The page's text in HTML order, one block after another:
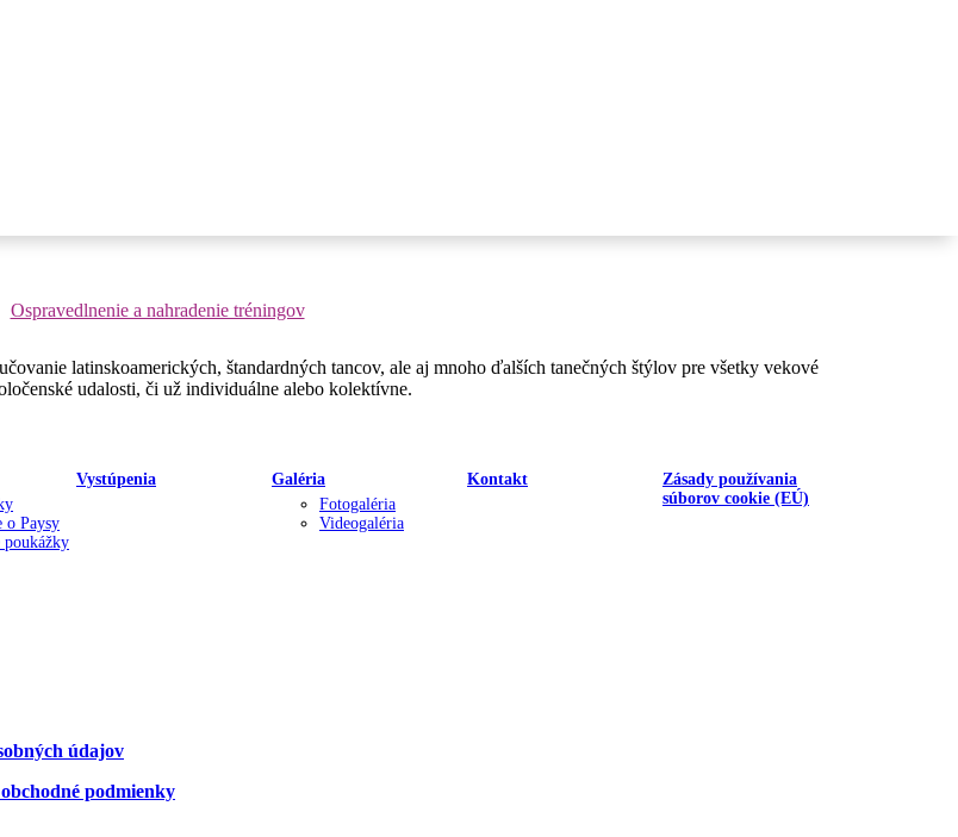
Ospravedlnenie a nahradenie tréningov
latinskoamerických, štandardných tancov, ale aj mnoho ďalších tanečných štýlov pre všetky vekové
udalosti, či už individuálne alebo kolektívne.
o Paysy
poukážky
Vystúpenia
Galéria
Fotogaléria
Videogaléria
Kontakt
Zásady používania
súborov cookie (EÚ)
údajov
podmienky